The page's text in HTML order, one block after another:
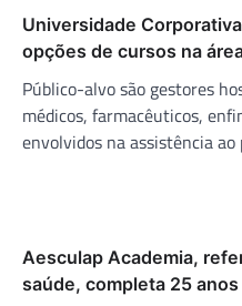
Universidade
opções de cursos na
Público-alvo são gestores
médicos, farmacêuticos,
envolvidos na assistência ao
Aesculap Academia,
saúde, completa 25 anos